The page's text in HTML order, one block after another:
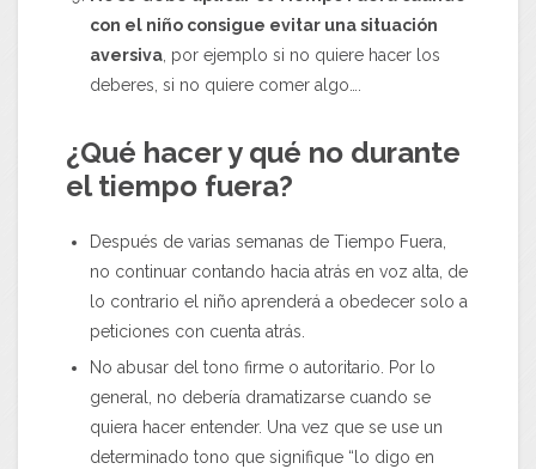
con el niño consigue evitar una situación
aversiva , por ejemplo si no quiere hacer los
deberes, si no quiere comer algo….
¿Qué hacer y qué no durante
el tiempo fuera?
Después de varias semanas de Tiempo Fuera,
no continuar contando hacia atrás en voz alta, de
lo contrario el niño aprenderá a obedecer solo a
peticiones con cuenta atrás.
No abusar del tono firme o autoritario. Por lo
general, no debería dramatizarse cuando se
quiera hacer entender. Una vez que se use un
determinado tono que signifique “lo digo en